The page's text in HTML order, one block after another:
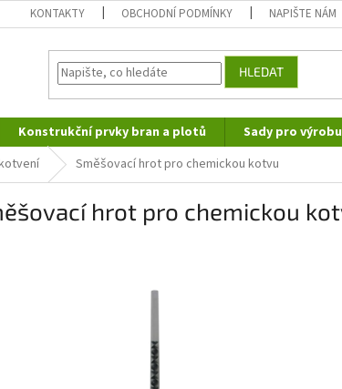
KONTAKTY OBCHODNÍ PODMÍNKY NAPIŠTE NÁM
HLEDAT
Konstrukční prvky bran a plotů Sady pro
Směšovací hrot pro chemickou kotvu
hrot pro chemickou